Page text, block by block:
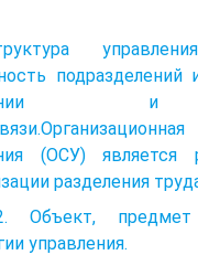
подразделений
(ОСУ) является
разделения
Объект,
управления.